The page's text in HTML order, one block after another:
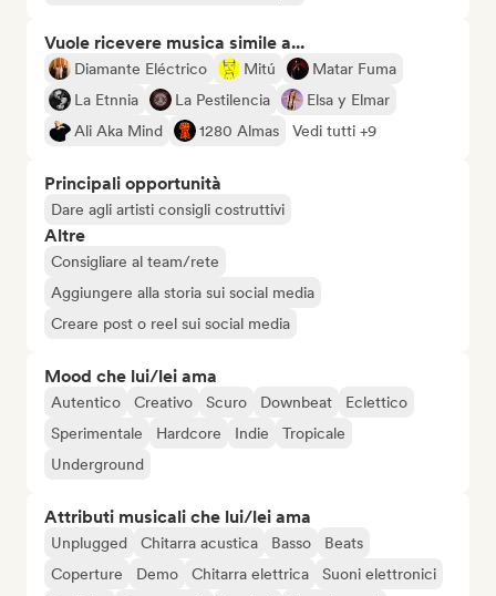
Vuole ricevere musica simile a...
Diamante Eléctrico Mitú
Matar Fuma
La Etnnia
La Pestilencia
Elsa y Elmar
Ali Aka Mind
1280 Almas Vedi tutti +9
Principali opportunità
Dare agli artisti consigli costruttivi
Altre
Consigliare al team/rete
Aggiungere alla storia sui social media
Creare post o reel sui social media
Mood che lui/lei ama
Autentico Creativo Scuro Downbeat
Eclettico
Sperimentale
Hardcore Indie
Tropicale
Underground
Attributi musicali che lui/lei ama
Unplugged Chitarra acustica Basso
Beats
Coperture
Demo Chitarra elettrica
Suoni elettronici